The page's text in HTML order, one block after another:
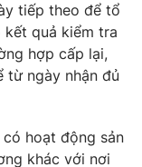
có sự chấp
phát hành lại
tiếp theo để tổ
quả kiểm tra
hợp cấp lại,
từ ngày nhận đủ
hoạt động sản
khác với nơi